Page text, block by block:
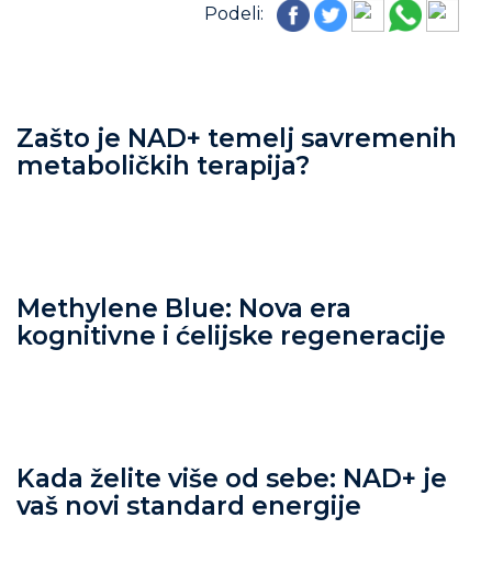
Podeli:
Zašto je NAD+ temelj savremenih
metaboličkih terapija?
Methylene Blue: Nova era
kognitivne i ćelijske regeneracije
Kada želite više od sebe: NAD+ je
vaš novi standard energije